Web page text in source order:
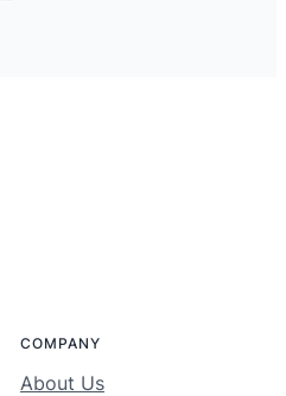
COMPANY
About Us